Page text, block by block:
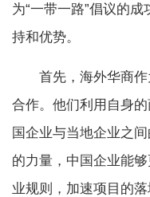
为“一带一路”倡议的
持和优势。
首先，海外华商作
合作。他们利用自身
国企业与当地企业之
的力量，中国企业能
业规则，加速项目的